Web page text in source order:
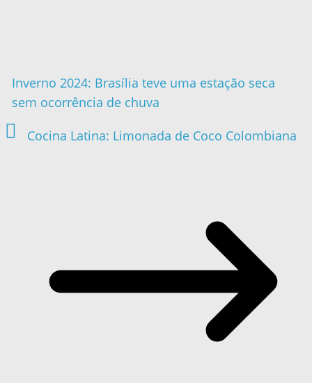
Inverno 2024: Brasília teve uma estação seca
sem ocorrência de chuva
Cocina Latina: Limonada de Coco Colombiana